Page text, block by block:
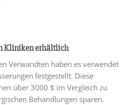
Kliniken erhältlich
Verwandten haben es verwendet
festgestellt. Diese
über 3000 $ im Vergleich zu
Behandlungen sparen.